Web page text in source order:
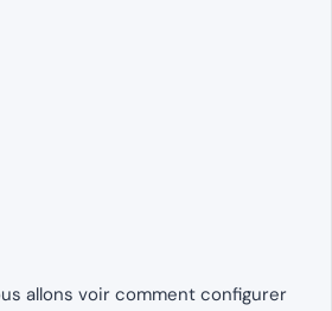
allons voir comment configurer